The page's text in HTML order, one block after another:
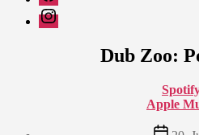
Instagram
Dub Zoo:
Apple